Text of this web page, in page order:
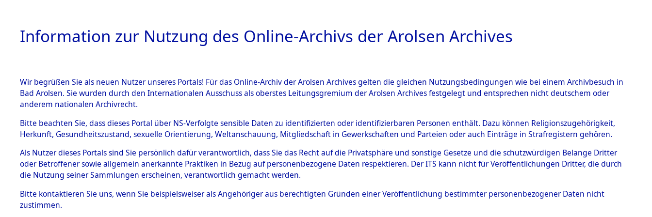
HOME BESTANDSBESCHREIBUNG ARCHIVALE ÜBERSICHT BILD
BESTÄNDE
Inhaftierungsdoku
mente
5. Verschiedenes
Todesmärsche
5.3.1 Alliierte
Auswertungen von Daten über unbekannte ausländische
Todesopfer und unbekannte Todesopfer aus
Konzentrationslagern und deren Grabstätten.→0003 (84609375)
→0253 (84609441)
Information zur Nutzung des Online-Archivs der Arolsen Archives
Wir begrüßen Sie als neuen Nutzer unseres Portals! Für das Online-Archiv der Arolsen Archives gelten die gleichen Nutzungsbedingungen wie bei einem Archivbesuch in
Bad Arolsen. Sie wurden durch den Internationalen Ausschuss als oberstes Leitungsgremium der Arolsen Archives festgelegt und entsprechen nicht deutschem oder
anderem nationalen Archivrecht.
Bitte beachten Sie, dass dieses Portal über NS-Verfolgte sensible Daten zu identifizierten oder identifizierbaren Personen enthält. Dazu können Religionszugehörigkeit,
Herkunft, Gesundheitszustand, sexuelle Orientierung, Weltanschauung, Mitgliedschaft in Gewerkschaften und Parteien oder auch Einträge in Strafregistern gehören.
Als Nutzer dieses Portals sind Sie persönlich dafür verantwortlich, dass Sie das Recht auf die Privatsphäre und sonstige Gesetze und die schutzwürdigen Belange Dritter
oder Betroffener sowie allgemein anerkannte Praktiken in Bezug auf personenbezogene Daten respektieren. Der ITS kann nicht für Veröffentlichungen Dritter, die durch
die Nutzung seiner Sammlungen erscheinen, verantwortlich gemacht werden.
Bitte kontaktieren Sie uns, wenn Sie beispielsweiser als Angehöriger aus berechtigten Gründen einer Veröffentlichung bestimmter personenbezogener Daten nicht
zustimmen.